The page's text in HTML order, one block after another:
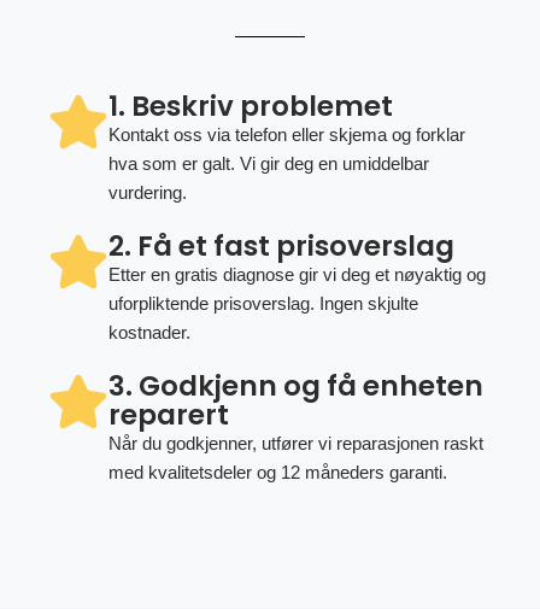
1. Beskriv problemet
Kontakt oss via telefon eller skjema og forklar
hva som er galt. Vi gir deg en umiddelbar
vurdering.
2. Få et fast prisoverslag
Etter en gratis diagnose gir vi deg et nøyaktig og
uforpliktende prisoverslag. Ingen skjulte
kostnader.
3. Godkjenn og få enheten
reparert
Når du godkjenner, utfører vi reparasjonen raskt
med kvalitetsdeler og 12 måneders garanti.